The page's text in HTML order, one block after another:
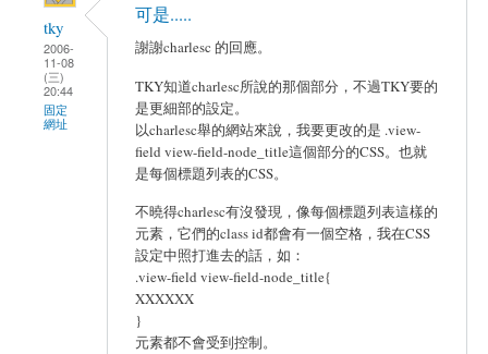
tky
2006-
11-08
(三)
20:44
固定
網址
可是.....
謝謝charlesc 的回應。
TKY知道charlesc所說的那個部分，不過TKY要的
是更細部的設定。
以charlesc舉的網站來說，我要更改的是 .view-
field view-field-node_title這個部分的CSS。也就
是每個標題列表的CSS。
不曉得charlesc有沒發現，像每個標題列表這樣的
元素，它們的class id都會有一個空格，我在CSS
設定中照打進去的話，如：
.view-field view-field-node_title{
XXXXXX
}
元素都不會受到控制。